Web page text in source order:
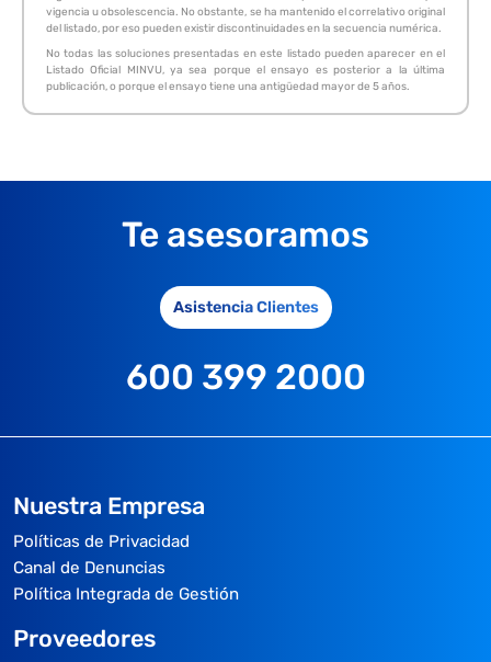
vigencia u obsolescencia. No obstante, se ha mantenido el correlativo original
del listado, por eso pueden existir discontinuidades en la secuencia numérica.
No todas las soluciones presentadas en este listado pueden aparecer en el
Listado Oficial MINVU, ya sea porque el ensayo es posterior a la última
publicación, o porque el ensayo tiene una antigüedad mayor de 5 años.
Te asesoramos
Asistencia Clientes
600 399 2000
Nuestra Empresa
Políticas de Privacidad
Canal de Denuncias
Política Integrada de Gestión
Proveedores